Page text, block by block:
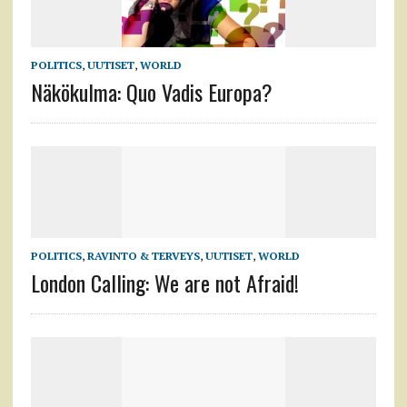
POLITICS, UUTISET, WORLD
Näkökulma: Quo Vadis Europa?
POLITICS, RAVINTO & TERVEYS, UUTISET, WORLD
London Calling: We are not Afraid!